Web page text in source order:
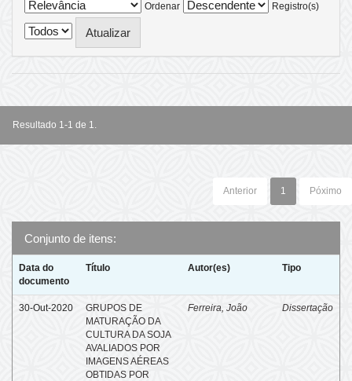
Ordenar
Registro(s)
Resultado 1-1 de 1.
Anterior 1 Póximo
Conjunto de itens:
Data do
documento
Título Autor(es) Tipo
30-Out-2020
GRUPOS DE
MATURAÇÃO DA
CULTURA DA SOJA
AVALIADOS POR
IMAGENS AÉREAS
OBTIDAS POR
Ferreira, João Dissertação